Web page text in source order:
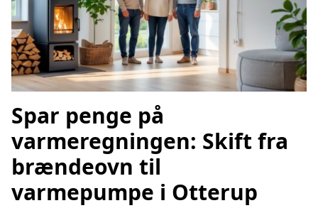
Spar penge på
varmeregningen: Skift fra
brændeovn til
varmepumpe i Otterup